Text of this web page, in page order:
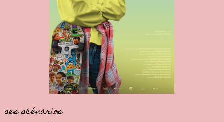
ses scénarios